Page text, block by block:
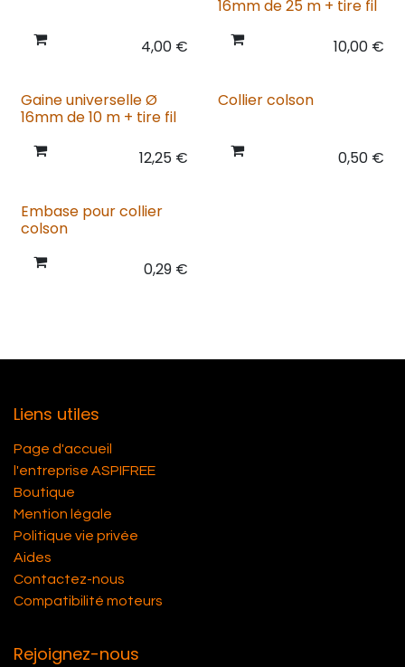
4,00€
16mm de 25 m + tire fil
10,00 €
Gaine universelle Ø
16mm de 10 m + tire fil
12,25€
Collier colson
0,50 €
Embase pour collier
colson
0,29€
Liens utiles
Page d'accueil
l'entreprise ASPIFREE
Boutique
Mention légale
Politique vie privée
Aides
Contactez-nous
Compatibilité moteurs
Rejoignez-nous